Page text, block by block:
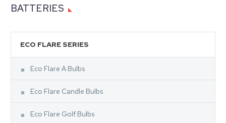
BATTERIES
ECO FLARE SERIES
Eco Flare A Bulbs
Eco Flare Candle Bulbs
Eco Flare Golf Bulbs